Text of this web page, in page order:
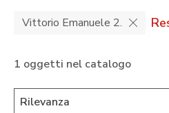
Vittorio Emanuele 2.
1 oggetti nel catalogo